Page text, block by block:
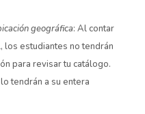
geográfica: Al contar
los estudiantes no tendrán
para revisar tu catálogo.
tendrán a su entera